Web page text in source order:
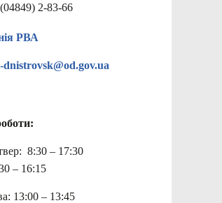
2-83-66
РВА
8:30 – 17:30
– 16:15
13:00 – 13:45